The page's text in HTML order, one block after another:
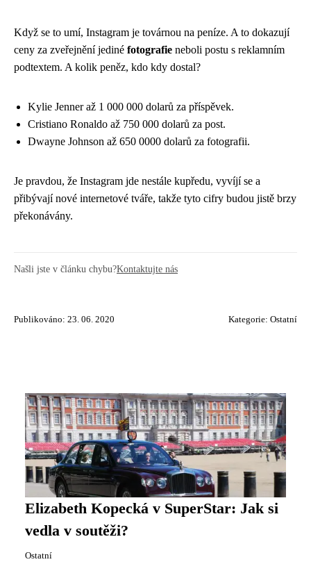
Když se to umí, Instagram je továrnou na peníze. A to dokazují
ceny za zveřejnění jediné fotografie neboli postu s reklamním
podtextem. A kolik peněz, kdo kdy dostal?
Kylie Jenner až 1 000 000 dolarů za příspěvek.
Cristiano Ronaldo až 750 000 dolarů za post.
Dwayne Johnson až 650 0000 dolarů za fotografii.
Je pravdou, že Instagram jde nestále kupředu, vyvíjí se a
přibývají nové internetové tváře, takže tyto cifry budou jistě brzy
překonávány.
Našli jste v článku chybu?Kontaktujte nás
Publikováno: 23. 06. 2020 Kategorie: Ostatní
Elizabeth Kopecká v SuperStar: Jak si
vedla v soutěži?
Ostatní